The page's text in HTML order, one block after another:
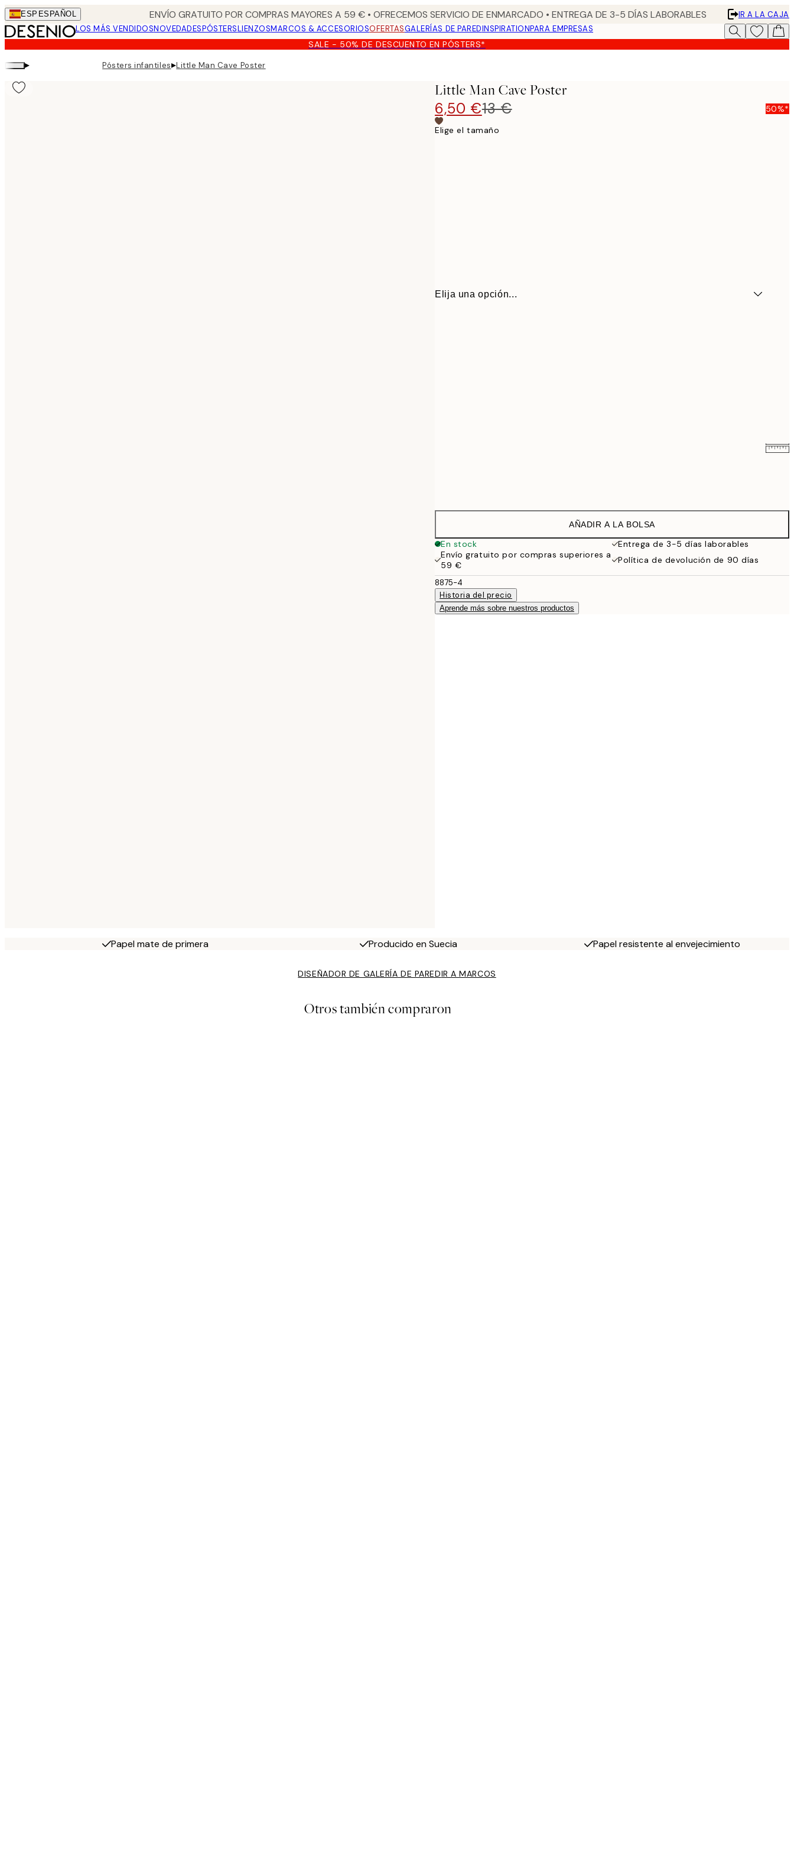
Skip
to
main
content.
ESP ESPAÑOL ENVÍO GRATUITO POR COMPRAS MAYORES A 59 € • OFRECEMOS SERVICIO DE ENMARCADO • ENTREGA DE 3-5 DÍAS LABORABLES
IR A LA CAJA
LOS MÁS VENDIDOSNOVEDADESPÓSTERSLIENZOSMARCOS & ACCESORIOSOFERTASGALERÍAS DE PAREDINSPIRATIONPARA EMPRESAS
SALE - 50% DE DESCUENTO EN PÓSTERS*
▸ Pósters infantiles▸Little Man Cave Poster
Little Man Cave Poster
6,50 €13 € 50%*
Elige el tamaño
Elija una opción...
19,95 €
AÑADIR A LA BOLSA
En stock
Entrega de 3-5 días laborables
Envío gratuito por compras superiores a
59 €
Política de devolución de 90 días
8875-4
Historia del precio
Aprende más sobre nuestros productos
Papel mate de primera Producido en Suecia Papel resistente al envejecimiento
DISEÑADOR DE GALERÍA DE PAREDIR A MARCOS
Otros también compraron